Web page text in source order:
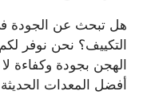
هل تبحث عن الجودة
التكييف؟ نحن نوفر
الهجن بجودة وكفاءة
أفضل المعدات